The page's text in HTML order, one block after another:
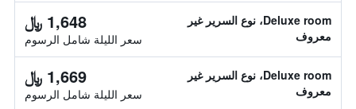
Deluxe room، نوع السرير غير
معروف
1,648 ﷼
سعر الليلة شامل الرسوم
Deluxe room، نوع السرير غير
معروف
1,669 ﷼
سعر الليلة شامل الرسوم